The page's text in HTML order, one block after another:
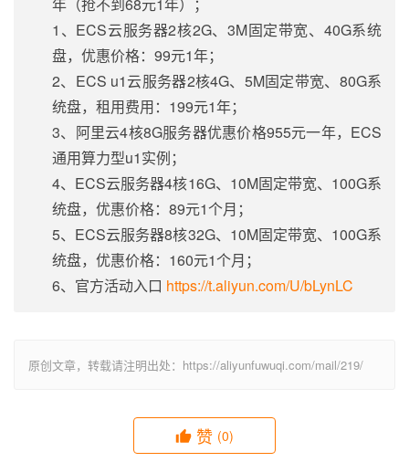
1、ECS云服务器2核2G、3M固定带宽、40G系统
盘，优惠价格：99元1年；
2、ECS u1云服务器2核4G、5M固定带宽、80G系
统盘，租用费用：199元1年；
3、阿里云4核8G服务器优惠价格955元一年，ECS
通用算力型u1实例；
4、ECS云服务器4核16G、10M固定带宽、100G系
统盘，优惠价格：89元1个月；
5、ECS云服务器8核32G、10M固定带宽、100G系
统盘，优惠价格：160元1个月；
6、官方活动入口 https://t.aliyun.com/U/bLynLC
原创文章，转载请注明出处：https://aliyunfuwuqi.com/mail/219/
赞 (0)